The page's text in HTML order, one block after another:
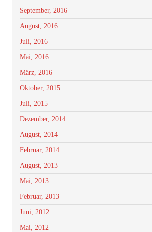
September, 2016
August, 2016
Juli, 2016
Mai, 2016
März, 2016
Oktober, 2015
Juli, 2015
Dezember, 2014
August, 2014
Februar, 2014
August, 2013
Mai, 2013
Februar, 2013
Juni, 2012
Mai, 2012